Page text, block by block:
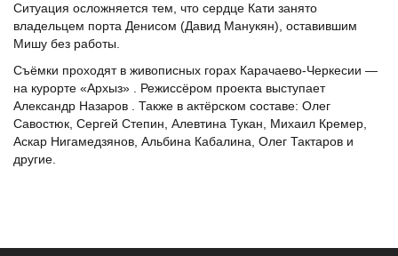
Ситуация осложняется тем, что сердце Кати занято
владельцем порта Денисом (Давид Манукян), оставившим
Мишу без работы.
Съёмки проходят в живописных горах Карачаево-Черкесии —
на курорте «Архыз» . Режиссёром проекта выступает
Александр Назаров . Также в актёрском составе: Олег
Савостюк, Сергей Степин, Алевтина Тукан, Михаил Кремер,
Аскар Нигамедзянов, Альбина Кабалина, Олег Тактаров и
другие.